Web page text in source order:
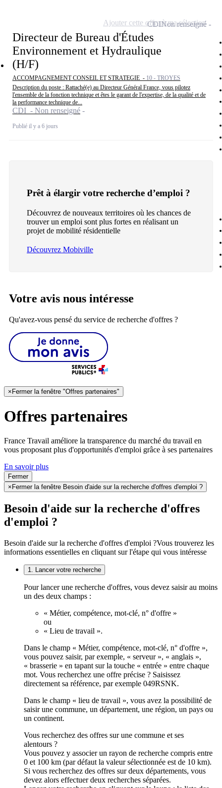
Directeur de Bureau d'Études
Environnement et Hydraulique
(H/F)
ACCOMPAGNEMENT CONSEIL ET STRATEGIE - 10 - TROYES
Description du poste : Rattaché(e) au Directeur Général France, vous pilotez
l'ensemble de la fonction technique et êtes le garant de l'expertise, de la qualité et de
la performance technique de...
CDI - Non renseigné
Publié il y a 6 jours
CDINon renseigné
Ajouter cette offre à ma sélection
Prêt à élargir votre recherche d’emploi ?
Découvrez de nouveaux territoires où les chances de
trouver un emploi sont plus fortes en réalisant un
projet de mobilité résidentielle
Découvrez Mobiville
Votre avis nous intéresse
Qu'avez-vous pensé du service de recherche d'offres ?
× Fermer la fenêtre "Offres partenaires"
Offres partenaires
France Travail améliore la transparence du marché du travail en
vous proposant plus d'opportunités d'emploi grâce à ses partenaires
En savoir plus
Fermer
× Fermer la fenêtre Besoin d'aide sur la recherche d'offres d'emploi ?
Besoin d'aide sur la recherche d'offres
d'emploi ?
Besoin d'aide sur la recherche d'offres d'emploi ?Vous trouverez les
informations essentielles en cliquant sur l'étape qui vous intéresse
1. Lancer votre recherche
Pour lancer une recherche d'offres, vous devez saisir au moins
un des deux champs :
« Métier, compétence, mot-clé, n° d'offre »
ou
« Lieu de travail ».
Dans le champ « Métier, compétence, mot-clé, n° d'offre »,
vous pouvez saisir, par exemple, « serveur », « anglais »,
« brasserie » en tapant sur la touche « entrée » entre chaque
mot. Vous recherchez une offre précise ? Saisissez
directement sa référence, par exemple 049RSNK.
Dans le champ « lieu de travail », vous avez la possibilité de
saisir une commune, un département, une région, un pays ou
un continent.
Vous recherchez des offres sur une commune et ses
alentours ?
Vous pouvez y associer un rayon de recherche compris entre
0 et 100 km (par défaut la valeur sélectionnée est de 10 km).
Si vous recherchez des offres sur deux départements, vous
devez alors effectuer deux recherches séparées.